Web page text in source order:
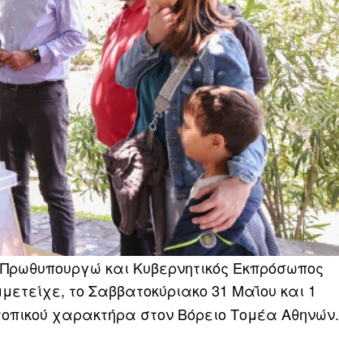
και Κυβερνητικός Εκπρόσωπος
το Σαββατοκύριακο 31 Μαΐου και 1
χαρακτήρα στον Βόρειο Τομέα Αθηνών.